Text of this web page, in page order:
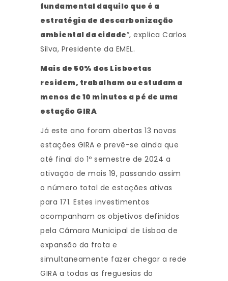
fundamental daquilo que é a
estratégia de descarbonização
ambiental da cidade”, explica Carlos
Silva, Presidente da EMEL.
Mais de 50% dos Lisboetas
residem, trabalham ou estudam a
menos de 10 minutos a pé de uma
estação GIRA
Já este ano foram abertas 13 novas
estações GIRA e prevê-se ainda que
até final do 1º semestre de 2024 a
ativação de mais 19, passando assim
o número total de estações ativas
para 171. Estes investimentos
acompanham os objetivos definidos
pela Câmara Municipal de Lisboa de
expansão da frota e
simultaneamente fazer chegar a rede
GIRA a todas as freguesias do